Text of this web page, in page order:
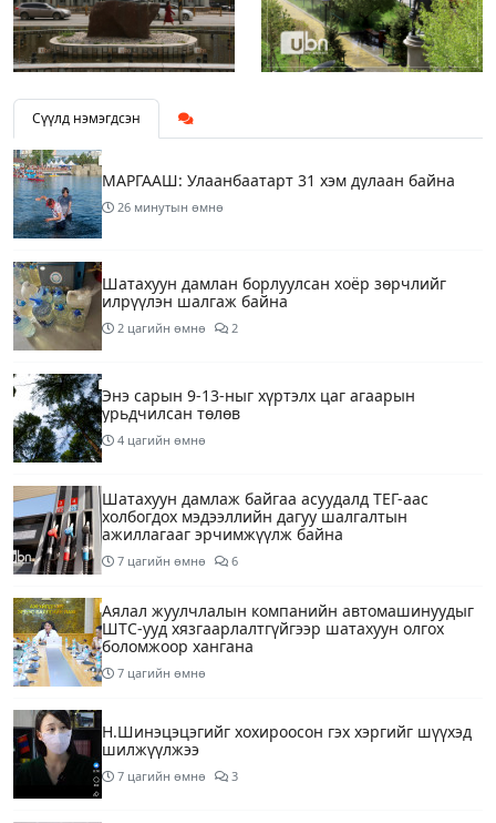
Сүүлд нэмэгдсэн
МАРГААШ: Улаанбаатарт 31 хэм дулаан байна
26 минутын өмнө
Шатахуун дамлан борлуулсан хоёр зөрчлийг
илрүүлэн шалгаж байна
2 цагийн өмнө 2
Энэ сарын 9-13-ныг хүртэлх цаг агаарын
урьдчилсан төлөв
4 цагийн өмнө
Шатахуун дамлаж байгаа асуудалд ТЕГ-аас
холбогдох мэдээллийн дагуу шалгалтын
ажиллагааг эрчимжүүлж байна
7 цагийн өмнө 6
Аялал жуулчлалын компанийн автомашинуудыг
ШТС-ууд хязгаарлалтгүйгээр шатахуун олгох
боломжоор хангана
7 цагийн өмнө
Н.Шинэцэцэгийг хохироосон гэх хэргийг шүүхэд
шилжүүлжээ
7 цагийн өмнө 3